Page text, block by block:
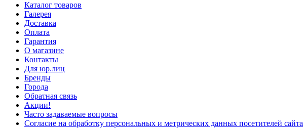
Каталог товаров
Галерея
Доставка
Оплата
Гарантия
О магазине
Контакты
Для юр.лиц
Бренды
Города
Обратная связь
Акции!
Часто задаваемые вопросы
Согласие на обработку персональных и метрических данных посетителей сайта